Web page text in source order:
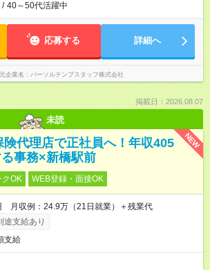
/ 40～50代活躍中
応募する 詳細へ
企業名 パーソルテンプスタッフ株式会社
掲載日：2026.08.07
未読
NEW
険代理店で正社員へ！年収405
事務×新橋駅前
クOK WEB登録・面接OK
月収例：24.9万（21日就業）＋残業代
途支給あり
支給